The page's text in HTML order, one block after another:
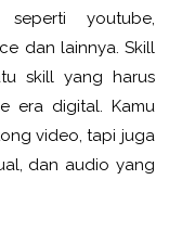
youtube,
dan lainnya. Skill
skill yang harus
era digital. Kamu
video, tapi juga
dan audio yang